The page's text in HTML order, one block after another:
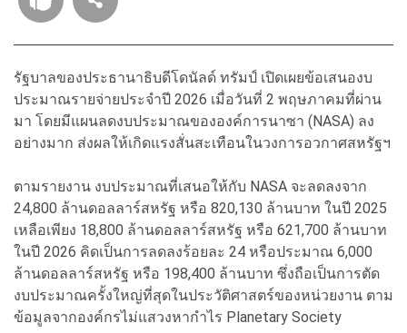
รัฐบาลของประธานาธิบดีโดนัลด์ ทรัมป์ เปิดเผยข้อเสนองบ
ประมาณรายจ่ายประจำปี 2026 เมื่อวันที่ 2 พฤษภาคมที่ผ่าน
มา โดยมีแผนลดงบประมาณขององค์การนาซา (NASA) ลง
อย่างมาก ส่งผลให้เกิดแรงสั่นสะเทือนในวงการอวกาศสหรัฐฯ
ตามรายงาน งบประมาณที่เสนอให้กับ NASA จะลดลงจาก
24,800 ล้านดอลลาร์สหรัฐ หรือ 820,130 ล้านบาท ในปี 2025
เหลือเพียง 18,800 ล้านดอลลาร์สหรัฐ หรือ 621,700 ล้านบาท
ในปี 2026 คิดเป็นการลดลงร้อยละ 24 หรือประมาณ 6,000
ล้านดอลลาร์สหรัฐ หรือ 198,400 ล้านบาท ซึ่งถือเป็นการตัด
งบประมาณครั้งใหญ่ที่สุดในประวัติศาสตร์ของหน่วยงาน ตาม
ข้อมูลจากองค์กรไม่แสวงหากำไร Planetary Society